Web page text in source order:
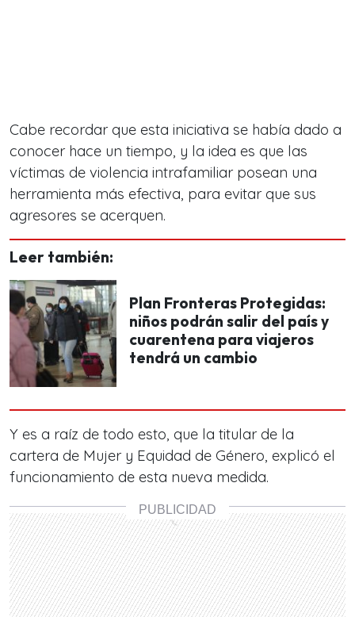
Cabe recordar que esta iniciativa se había dado a
conocer hace un tiempo, y la idea es que las
víctimas de violencia intrafamiliar posean una
herramienta más efectiva, para evitar que sus
agresores se acerquen.
Leer también:
Plan Fronteras Protegidas:
niños podrán salir del país y
cuarentena para viajeros
tendrá un cambio
Y es a raíz de todo esto, que la titular de la
cartera de Mujer y Equidad de Género, explicó el
funcionamiento de esta nueva medida.